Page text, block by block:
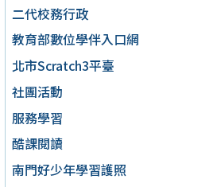
二代校務行政
教育部數位學伴入口網
北市Scratch3平臺
社團活動
服務學習
酷課閱讀
南門好少年學習護照